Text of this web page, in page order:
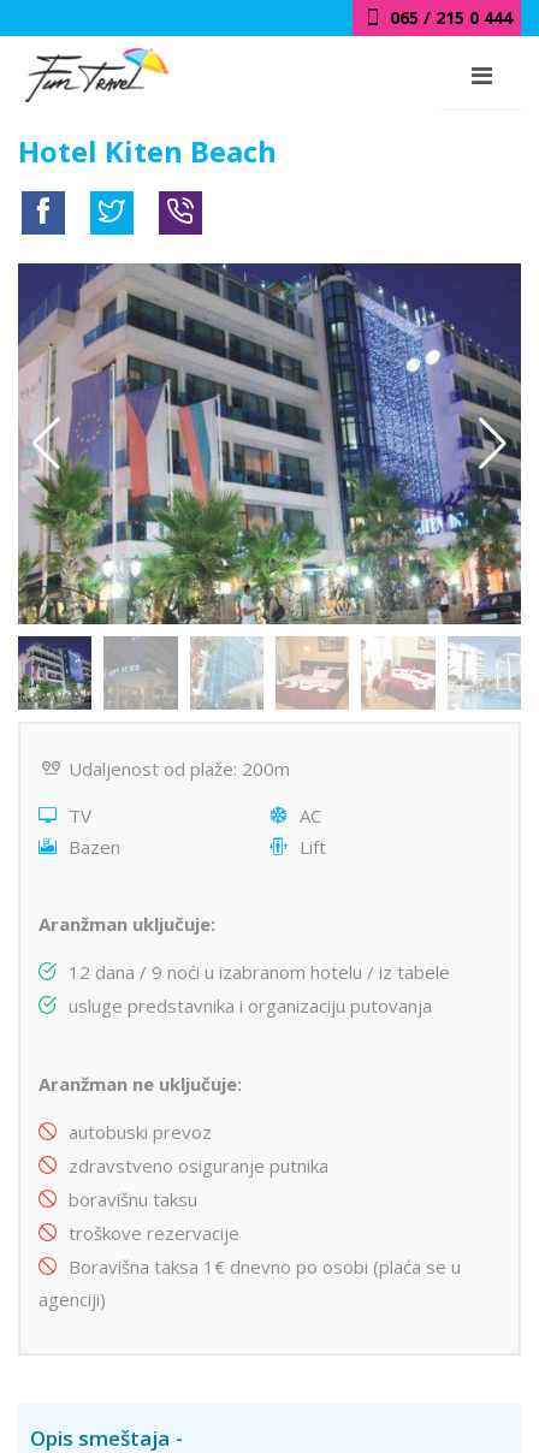
065 / 215 0 444
Hotel Kiten Beach
Udaljenost od plaže: 200m
TV
AC
Bazen
Lift
Aranžman uključuje:
12 dana / 9 noći u izabranom hotelu / iz tabele
usluge predstavnika i organizaciju putovanja
Aranžman ne uključuje:
autobuski prevoz
zdravstveno osiguranje putnika
boravišnu taksu
troškove rezervacije
Boravišna taksa 1€ dnevno po osobi (plaća se u
agenciji)
Opis smeštaja